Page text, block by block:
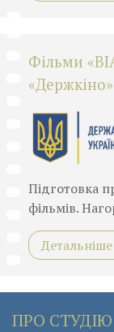
Фільми
«Держкіно»
Підготовка
фільмів.
ПРО СТУДІЮ